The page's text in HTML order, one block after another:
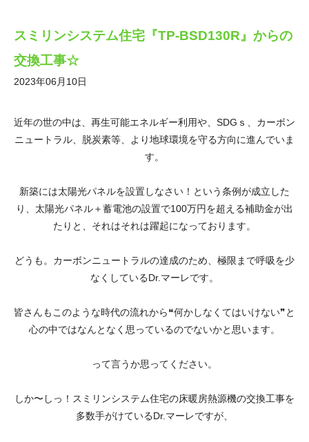
スミリンシステム住宅『TP-BSD130R』からの
交換工事☆
2023年06月10日
近年の世の中は、再生可能エネルギー利用や、SDGｓ、カーボン
ニュートラル、脱炭素等、より地球環境を守る方向に進んでいま
す。
新築には太陽光パネルを設置しなさい！という条例が成立した
り、太陽光パネル＋蓄電池の設置で100万円を超える補助金が出
たりと、それはそれは躍起になっております。
どうも。カーボンニュートラルの達成のため、極限まで呼吸を少
なくしているDr.マーレです。
皆さんもこのような時代の流れから❝何かしなくてはいけない❞と
心の中ではなんとなく思っているのでないかと思います。
って言うか思ってください。
しか〜しっ！スミリンシステム住宅の床暖房熱源機の交換工事を
多数手がけているDr.マーレですが、